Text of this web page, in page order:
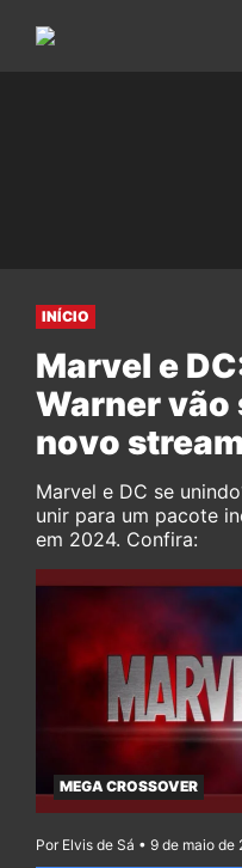
INÍCIO
Marvel e
Warner vão
novo
Marvel e DC se
unir para um pacote
em 2024. Confira:
MEGA CROSSOVER
Por Elvis de Sá • 9 de maio